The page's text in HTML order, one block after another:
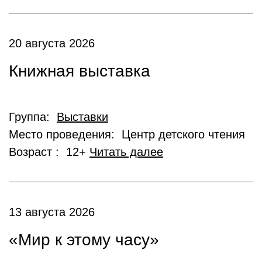
20 августа 2026
Книжная выставка
Группа: Выставки
Место проведения: Центр детского чтения
Возраст : 12+ Читать далее
13 августа 2026
«Мир к этому часу»